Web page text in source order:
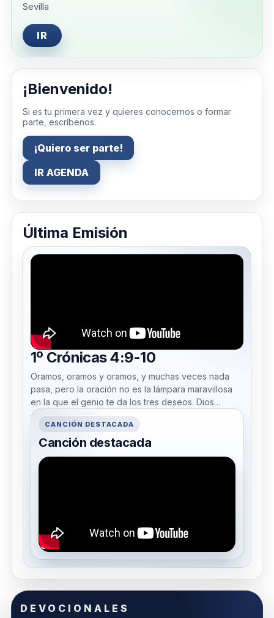
Sevilla
IR
¡Bienvenido!
Si es tu primera vez y quieres conocernos o formar
parte, escríbenos.
¡Quiero ser parte!
IR AGENDA
Última Emisión
1º Crónicas 4:9-10
Oramos, oramos y oramos, y muchas veces nada
pasa, pero la oración no es la lámpara maravillosa
en la que el genio te da los tres deseos. Dios
contesta, pero...
CANCIÓN DESTACADA
Canción destacada
DEVOCIONALES